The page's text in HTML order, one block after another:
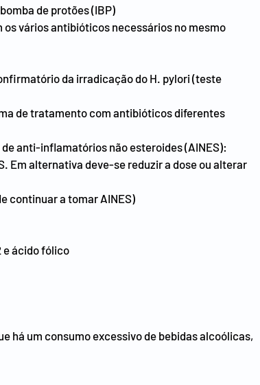
de protões (IBP)
vários antibióticos necessários no mesmo
da irradicação do H. pylori (teste
de tratamento com antibióticos diferentes
anti-inflamatórios não esteroides (AINES):
Em alternativa deve-se reduzir a dose ou alterar
continuar a tomar AINES)
e ácido fólico
há um consumo excessivo de bebidas alcoólicas,